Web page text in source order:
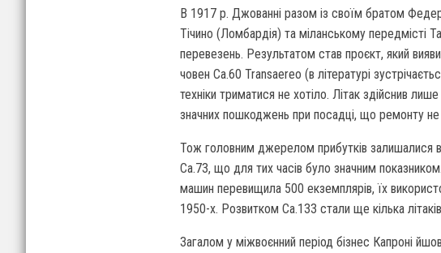
В 1917 р. Джованні разом із своїм братом
Тічино (Ломбардія) та міланському передмісті
перевезень. Результатом став проєкт, який
човен Ca.60 Transaereo (в літературі
техніки триматися не хотіло. Літак здійснив
значних пошкоджень при посадці, що ремонту не
Тож головним джерелом прибутків залишалися
Ca.73, що для тих часів було значним
машин перевищила 500 екземплярів, їх
1950-х. Розвитком Са.133 стали ще кілька
Загалом у міжвоєнний період бізнес Капроні